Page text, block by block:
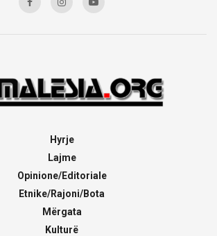
Hyrje
Lajme
Opinione/Editoriale
Etnike/Rajoni/Bota
Mërgata
Kulturë